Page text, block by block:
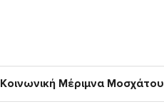
Κοινωνική Μέριμνα Μοσχάτου